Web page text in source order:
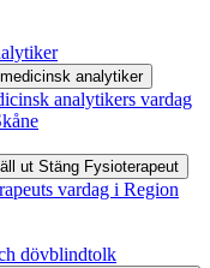
analytiker
analytikers vardag
ut Stäng Fysioterapeut
vardag i Region
dövblindtolk